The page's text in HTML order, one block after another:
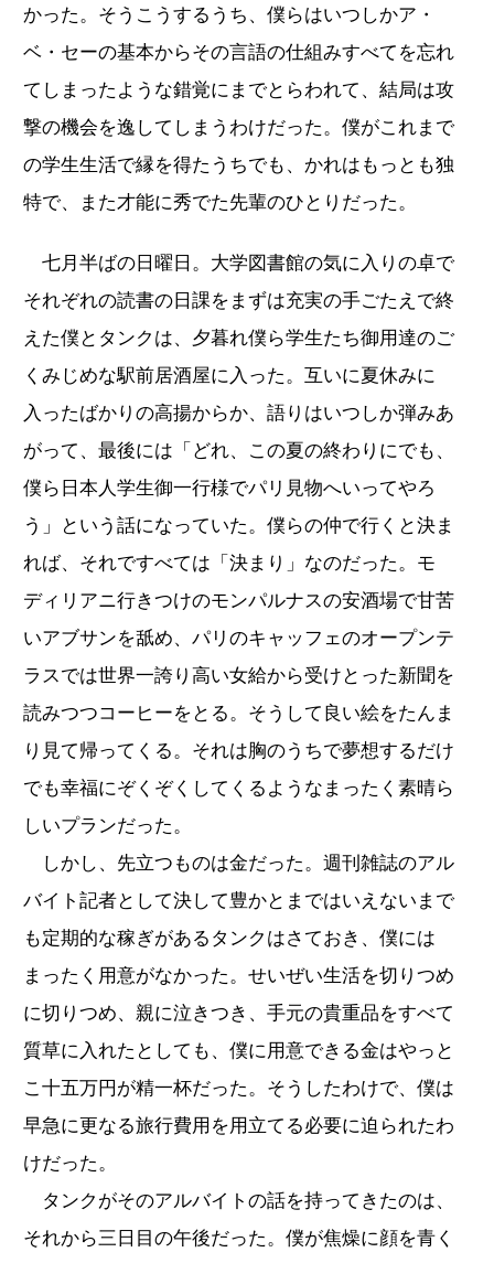
かった。そうこうするうち、僕らはいつしかア・
ベ・セーの基本からその言語の仕組みすべてを忘れ
てしまったような錯覚にまでとらわれて、結局は攻
撃の機会を逸してしまうわけだった。僕がこれまで
の学生生活で縁を得たうちでも、かれはもっとも独
特で、また才能に秀でた先輩のひとりだった。
七月半ばの日曜日。大学図書館の気に入りの卓で
それぞれの読書の日課をまずは充実の手ごたえで終
えた僕とタンクは、夕暮れ僕ら学生たち御用達のご
くみじめな駅前居酒屋に入った。互いに夏休みに
入ったばかりの高揚からか、語りはいつしか弾みあ
がって、最後には「どれ、この夏の終わりにでも、
僕ら日本人学生御一行様でパリ見物へいってやろ
う」という話になっていた。僕らの仲で行くと決ま
れば、それですべては「決まり」なのだった。モ
ディリアニ行きつけのモンパルナスの安酒場で甘苦
いアブサンを舐め、パリのキャッフェのオープンテ
ラスでは世界一誇り高い女給から受けとった新聞を
読みつつコーヒーをとる。そうして良い絵をたんま
り見て帰ってくる。それは胸のうちで夢想するだけ
でも幸福にぞくぞくしてくるようなまったく素晴ら
しいプランだった。
しかし、先立つものは金だった。週刊雑誌のアル
バイト記者として決して豊かとまではいえないまで
も定期的な稼ぎがあるタンクはさておき、僕には
まったく用意がなかった。せいぜい生活を切りつめ
に切りつめ、親に泣きつき、手元の貴重品をすべて
質草に入れたとしても、僕に用意できる金はやっと
こ十五万円が精一杯だった。そうしたわけで、僕は
早急に更なる旅行費用を用立てる必要に迫られたわ
けだった。
タンクがそのアルバイトの話を持ってきたのは、
それから三日目の午後だった。僕が焦燥に顔を青く